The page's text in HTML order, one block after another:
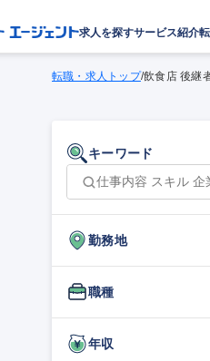
求人を探すサービス紹介
転職・求人トップ/飲食店 後継
キーワード
勤務地
職種
年収